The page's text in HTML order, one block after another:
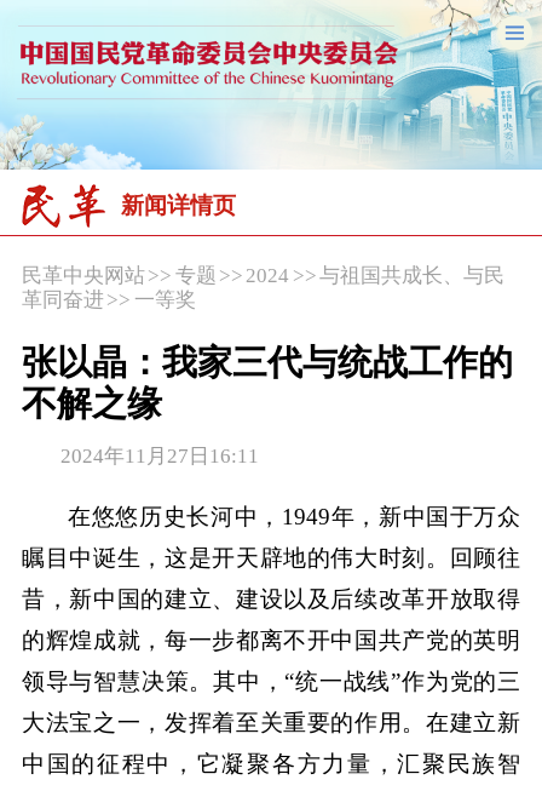
新闻详情页
民革中央网站>> 专题 >>2024 >>与祖国共成长、与民
革同奋进 >> 一等奖
张以晶：我家三代与统战工作的
不解之缘
2024年11月27日16:11
在悠悠历史长河中，1949年，新中国于万众
瞩目中诞生，这是开天辟地的伟大时刻。回顾往
昔，新中国的建立、建设以及后续改革开放取得
的辉煌成就，每一步都离不开中国共产党的英明
领导与智慧决策。其中，“统一战线”作为党的三
大法宝之一，发挥着至关重要的作用。在建立新
中国的征程中，它凝聚各方力量，汇聚民族智